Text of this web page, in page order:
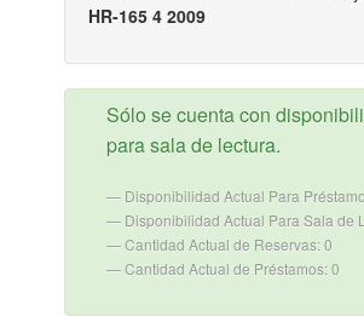
HR-165 4 2009
Sólo se cuenta con
para sala de lectura.
Disponibilidad Actual Para
Disponibilidad Actual Para Sala de
Cantidad Actual de Reservas: 0
Cantidad Actual de Préstamos: 0